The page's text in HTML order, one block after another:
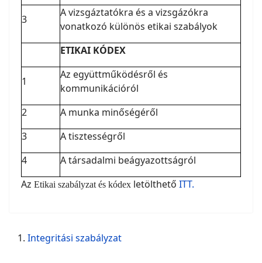
3
A vizsgáztatókra és a vizsgázókra
vonatkozó különös etikai szabályok
ETIKAI KÓDEX
1
Az együttműködésről és
kommunikációról
2
A munka minőségéről
3
A tisztességről
4
A társadalmi beágyazottságról
Az Etikai szabályzat és kódex letölthető ITT.
Integritási szabályzat